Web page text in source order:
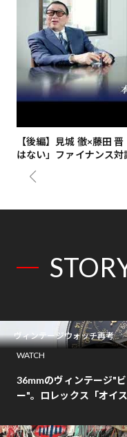
【後編】見城 徹×藤田
はない」ファイナンス対
ヴィンテージウォッチ再考
WATCH
36mmのヴィンテージ"
ー"。ロレックス「オイ